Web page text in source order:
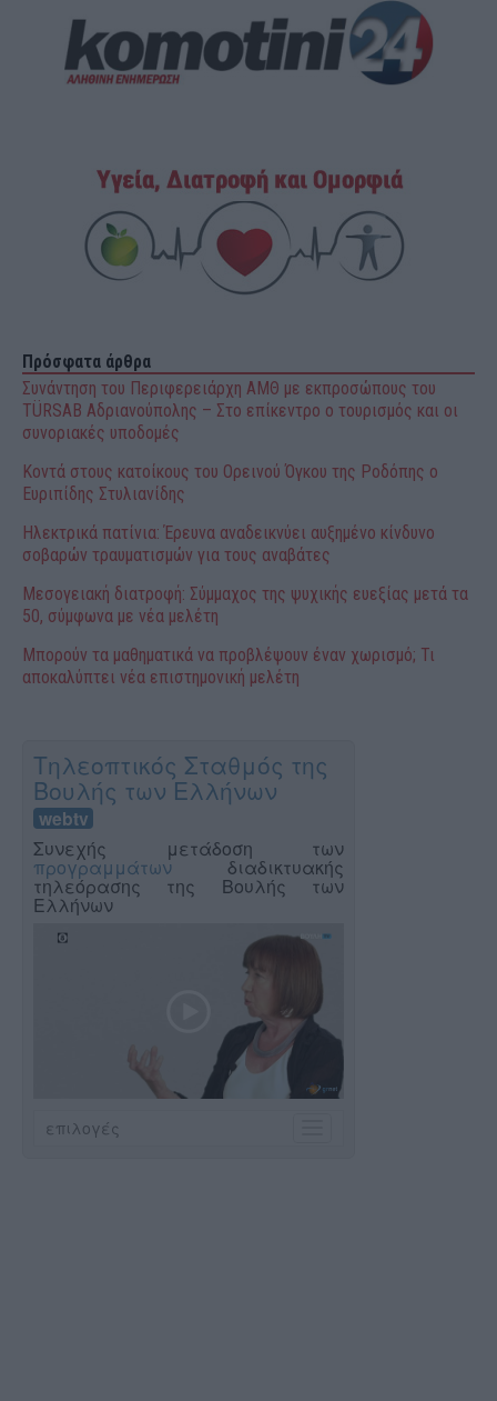
Πρόσφατα άρθρα
Συνάντηση του Περιφερειάρχη ΑΜΘ με εκπροσώπους του
TÜRSAB Αδριανούπολης – Στο επίκεντρο ο τουρισμός και οι
συνοριακές υποδομές
Κοντά στους κατοίκους του Ορεινού Όγκου της Ροδόπης ο
Ευριπίδης Στυλιανίδης
Ηλεκτρικά πατίνια: Έρευνα αναδεικνύει αυξημένο κίνδυνο
σοβαρών τραυματισμών για τους αναβάτες
Μεσογειακή διατροφή: Σύμμαχος της ψυχικής ευεξίας μετά τα
50, σύμφωνα με νέα μελέτη
Μπορούν τα μαθηματικά να προβλέψουν έναν χωρισμό; Τι
αποκαλύπτει νέα επιστημονική μελέτη